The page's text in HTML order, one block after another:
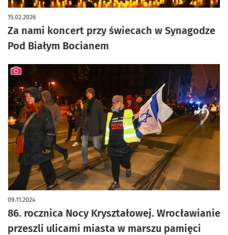
Za nami koncert przy świecach w Synagodze
Pod Białym Bocianem
15.02.2026
artykuł z galerią zdjęć
86. rocznica Nocy Kryształowej. Wrocławianie
przeszli ulicami miasta w marszu pamięci
09.11.2024
artykuł z galerią zdjęć